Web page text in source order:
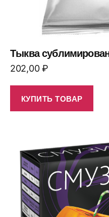
Тыква
202,00₽
КУПИТЬ ТОВАР